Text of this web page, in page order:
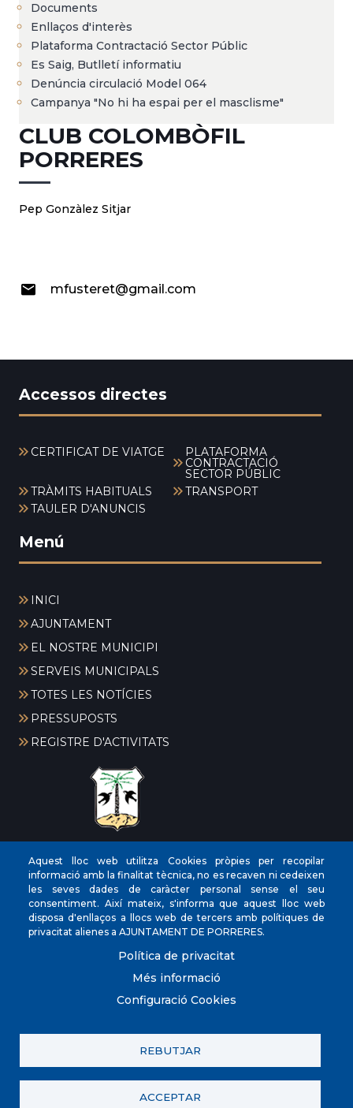
Documents
Enllaços d'interès
Plataforma Contractació Sector Públic
Es Saig, Butlletí informatiu
Denúncia circulació Model 064
Campanya "No hi ha espai per el masclisme"
CLUB COLOMBÒFIL
PORRERES
Pep Gonzàlez Sitjar
mfusteret@gmail.com
Accessos directes
CERTIFICAT DE VIATGE PLATAFORMA
CONTRACTACIÓ
SECTOR PÚBLIC
TRÀMITS HABITUALS
TRANSPORT
TAULER D'ANUNCIS
Menú
INICI
AJUNTAMENT
EL NOSTRE MUNICIPI
SERVEIS MUNICIPALS
TOTES LES NOTÍCIES
PRESSUPOSTS
REGISTRE D'ACTIVITATS
CIF
‎P0704300C
Direccions
Plaça de la Vila, 17 CP: 07260
Telèfon (+34) 971 647221
Fax
(+34) 971 168265
910/605 098 760
Contacta amb nosaltres
Política de privacitat
Política de galetes (Cookies)
Aquest lloc web utilitza Cookies pròpies per recopilar
informació amb la finalitat tècnica, no es recaven ni cedeixen
les seves dades de caràcter personal sense el seu
consentiment. Així mateix, s'informa que aquest lloc web
disposa d'enllaços a llocs web de tercers amb polítiques de
privacitat alienes a AJUNTAMENT DE PORRERES.
Política de privacitat
Més informació
Configuració Cookies
REBUTJAR
ACCEPTAR